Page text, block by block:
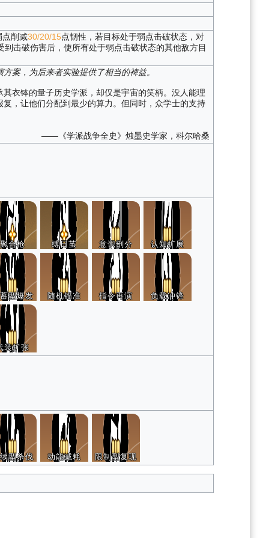
点削减30/20/15点韧性，若目标处于弱点击破状态，对
击破伤害后，使所有处于弱点击破状态的其他敌方目
案，为后来者实验提供了相当的裨益。
衣钵的量子历史学派，却仅是宇宙的笑柄。没人能理
，让他们分配到最少的算力。但同时，众学士的支持
——《学派战争全史》烛墨史学家，科尔哈桑
聚合枪 缚日茧 意识剖分 认知扩展
型爆发 随机锚准 指令再演 负载冲锋
装扩张
型杀伐 动能减耗 限制型复现